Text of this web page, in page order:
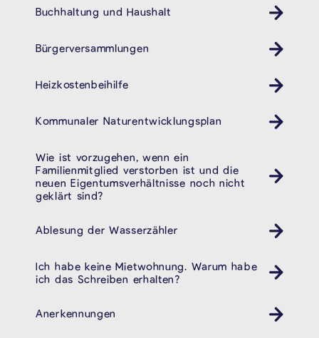
Buchhaltung und Haushalt
Bürgerversammlungen
Heizkostenbeihilfe
Kommunaler Naturentwicklungsplan
Wie ist vorzugehen, wenn ein
Familienmitglied verstorben ist und die
neuen Eigentumsverhältnisse noch nicht
geklärt sind?
Ablesung der Wasserzähler
Ich habe keine Mietwohnung. Warum habe
ich das Schreiben erhalten?
Anerkennungen